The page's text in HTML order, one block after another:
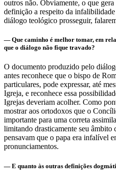
outros não. Obviamente, o que
definição a respeito da
diálogo teológico prosseguir,
— Que caminho é melhor tomar, em
que o diálogo não fique travado?
O documento produzido pelo
antes reconhece que o bispo de
particulares, pode expressar, até
Igreja, e reconhece essa
Igrejas deveriam acolher. Como
mostrar aos ortodoxos que o
importante para uma correta
limitando drasticamente seu âmbito
pensavam que o papa era infalível
pronunciamentos.
— E quanto às outras definições